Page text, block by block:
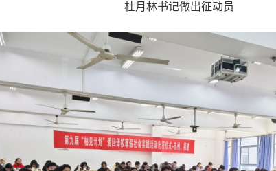
杜月林书记做出征动员